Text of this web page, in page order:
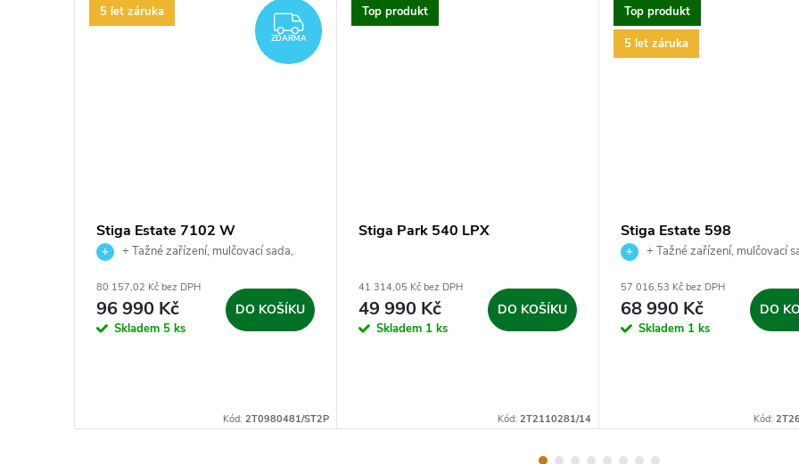
5 let záruka
ZDARMA
ZDARMA
Stiga Estate 7102 W
+ Tažné zařízení, mulčovací sada,
dárek.
80 157,02 Kč bez DPH
96 990 Kč
Skladem 5 ks
DO KOŠÍKU
Kód: 2T0980481/ST2P
Top produkt
Stiga Park 540 LPX
41 314,05 Kč bez DPH
49 990 Kč
Skladem 1 ks
DO KOŠÍKU
Kód: 2T2110281/14
Top produkt
5 let záruka
Stiga Estate 598
+ Tažné zařízení, mulčovací
dárek.
57 016,53 Kč bez DPH
68 990 Kč
Skladem 1 ks
DO
Kód: